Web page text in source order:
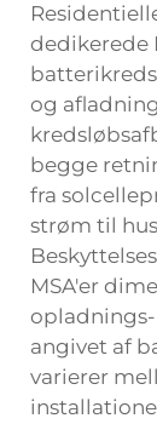
dedikerede
og
begge
fra
strøm til
MSA'er
angivet af
varierer